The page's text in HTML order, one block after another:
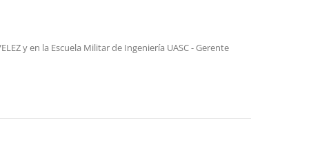
y en la Escuela Militar de Ingeniería UASC - Gerente